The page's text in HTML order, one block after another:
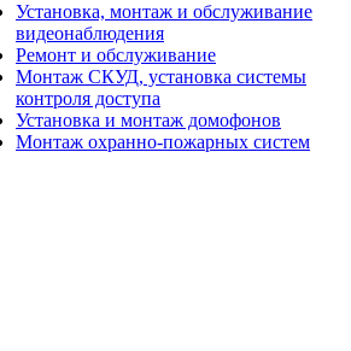
Установка, монтаж и обслуживание
видеонаблюдения
Ремонт и обслуживание
Монтаж СКУД, установка системы
контроля доступа
Установка и монтаж домофонов
Монтаж охранно-пожарных систем